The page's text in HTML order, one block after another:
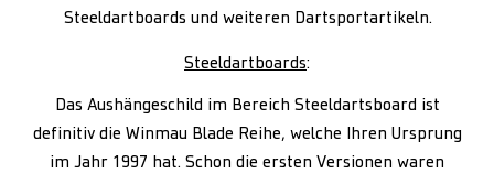
Steeldartboards und weiteren Dartsportartikeln.
Steeldartboards:
Das Aushängeschild im Bereich Steeldartsboard ist
definitiv die Winmau Blade Reihe, welche Ihren Ursprung
im Jahr 1997 hat. Schon die ersten Versionen waren